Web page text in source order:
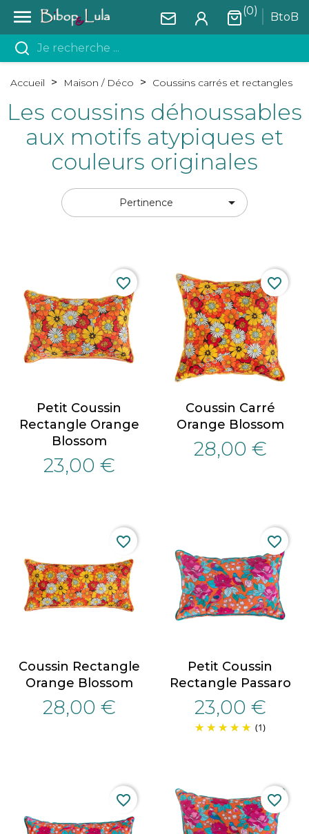
 BtoB
(0)
Accueil Maison / Déco Coussins carrés et rectangles
Les coussins déhoussables
aux motifs atypiques et
couleurs originales
Pertinence 
Petit Coussin
Rectangle Orange
Blossom
23,00 €
favorite_border
Coussin Carré
Orange Blossom
28,00 €
favorite_border
Coussin Rectangle
Orange Blossom
28,00 €
favorite_border
Petit Coussin
Rectangle Passaro
23,00 €
(1)
favorite_border
favorite_border favorite_border